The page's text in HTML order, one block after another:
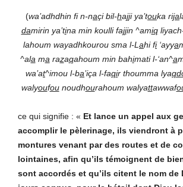
(wa’adhdhin fi n-naçi bil-hajji ya’touka rija
damirin ya’tina min koulli fajjin ^amiq
lahoum wayadhkourou sma l-L ahi fi‘ayya
^ala ma razaqahoum min bahimati l-‘an^a
wa’at^imou l-ba’iça l-faqir thoumma lya
walyoufounoudhourahoum walyattawwaf
ce qui signifie : « Et lance un appel aux
accomplir le pèlerinage, ils viendront à
montures venant par des routes et de
lointaines, afin qu’ils témoignent de
sont accordés et qu’ils citent le nom de